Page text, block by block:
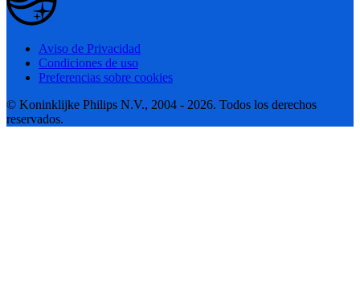
Aviso de Privacidad
Condiciones de uso
Preferencias sobre cookies
© Koninklijke Philips N.V., 2004 - 2026. Todos los derechos
reservados.